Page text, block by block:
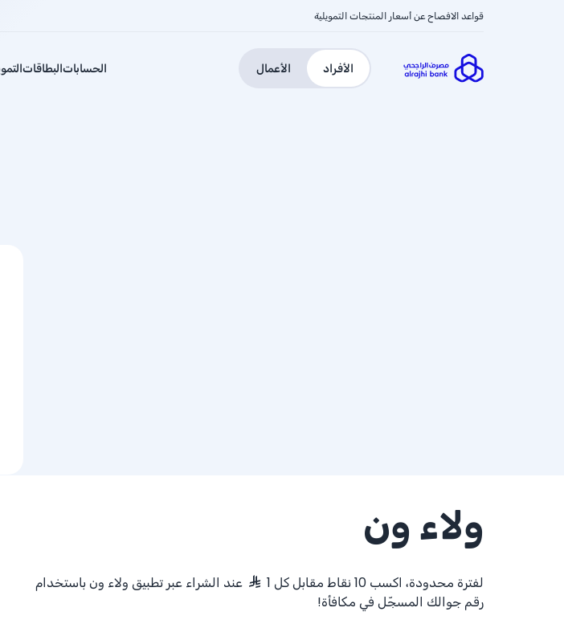
قواعد الافصاح عن أسعار المنتجات التمويلية
الأفراد الأعمال الحساباتالبطاقات
ولاء ون
لفترة محدودة، اكسب 10 نقاط مقابل كل 1
عند الشراء عبر تطبيق ولاء ون باستخدام
رقم جوالك المسجّل في مكافأة!